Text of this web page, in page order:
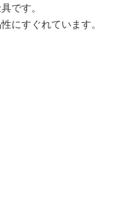
です。
にすぐれています。